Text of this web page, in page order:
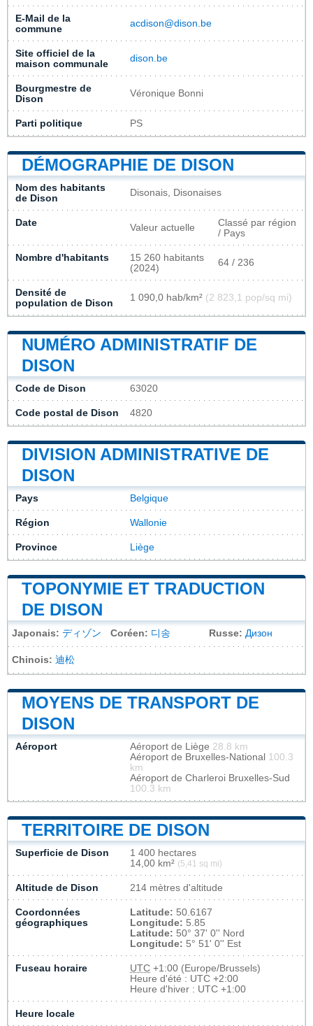
E-Mail de la
commune
acdison@dison.be
Site officiel de la
maison communale
dison.be
Bourgmestre de
Dison
Véronique Bonni
Parti politique PS
DÉMOGRAPHIE DE DISON
Nom des habitants
de Dison
Disonais, Disonaises
Date Valeur actuelle
Classé par région
/ Pays
Nombre d'habitants
15 260 habitants
(2024)
64 / 236
Densité de
population de Dison
1 090,0 hab/km² (2 823,1 pop/sq mi)
NUMÉRO ADMINISTRATIF DE
DISON
Code de Dison 63020
Code postal de Dison 4820
DIVISION ADMINISTRATIVE DE
DISON
Pays Belgique
Région Wallonie
Province Liège
TOPONYMIE ET TRADUCTION
DE DISON
Japonais: ディゾン Coréen: 디송 Russe: Дизон
Chinois: 迪松
MOYENS DE TRANSPORT DE
DISON
Aéroport Aéroport de Liège 28.8 km
Aéroport de Bruxelles-National 100.3
km
Aéroport de Charleroi Bruxelles-Sud
100.3 km
TERRITOIRE DE DISON
Superficie de Dison
1 400 hectares
14,00 km² (5,41 sq mi)
Altitude de Dison 214 mètres d'altitude
Coordonnées
géographiques
Latitude: 50.6167
Longitude: 5.85
Latitude: 50° 37' 0'' Nord
Longitude: 5° 51' 0'' Est
Fuseau horaire UTC +1:00 (Europe/Brussels)
Heure d'été : UTC +2:00
Heure d'hiver : UTC +1:00
Heure locale